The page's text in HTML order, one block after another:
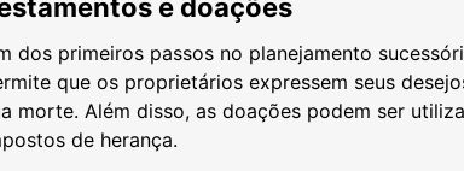
e doações
dos primeiros passos no planejamento
que os proprietários expressem seus
morte. Além disso, as doações podem ser
de herança.